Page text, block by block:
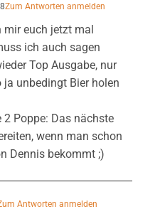
Zum Antworten anmelden
mir euch jetzt mal
ich auch sagen
Top Ausgabe, nur
ja unbedingt Bier holen
2 Poppe: Das nächste
wenn man schon
Dennis bekommt ;)
Antworten anmelden